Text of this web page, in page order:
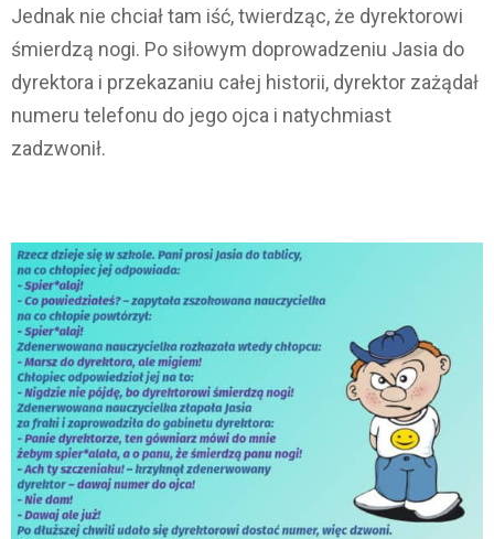
Jednak nie chciał tam iść, twierdząc, że dyrektorowi
śmierdzą nogi. Po siłowym doprowadzeniu Jasia do
dyrektora i przekazaniu całej historii, dyrektor zażądał
numeru telefonu do jego ojca i natychmiast
zadzwonił.